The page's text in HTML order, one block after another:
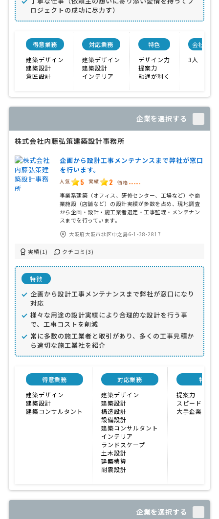
ロジェクトの成功に尽力す）
得意業務
建築デザイン
建築設計
意匠設計
対応業務
建築デザイン
建築設計
インテリア
特色
デザイン力
提案力
融通が利く
会社規模
3人
企業を選択する
株式会社内藤弘策建築設計事務所
企画から設計工事メンテナンスまで弊社が窓口
を行います。
人気 5 実績 2 価格 -----
事業系建築（オフィス、研修センター、工場など）や商
業施設（店舗など）の設計実績が多数を占め、現地調査
から企画・設計・施工業者選定・工事監理・メンテナン
スまでを行っています。
大阪府大阪市北区中之島6-1-38-2817
実績(1) クチコミ(3)
特徴
企画から設計工事メンテナンスまで弊社が窓口になり
対応
様々な用途の設計実績により合理的な設計を行う事
で、工事コストを削減
常に多数の施工業者と取引があり、多くの工事見積か
ら適切な施工業社を紹介
得意業務
建築デザイン
建築設計
建築コンサルタント
対応業務
建築デザイン
建築設計
構造設計
設備設計
建築コンサルタント
インテリア
ランドスケープ
土木設計
建築積算
耐震設計
特色
提案力
スピード
大手企業の実
企業を選択する